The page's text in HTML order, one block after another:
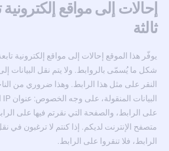
إحالات إلى مواقع
ثالثة
يوفّر هذا الموقع إحالات إلى مواقع إلكترونية
شكل ما يُسمّى بالروابط. ولا يتم نقل البيانات
النقر على مثل هذا الرابط. وهذا ضروري من
على الرابط، والصفحة التي نقرتم فيها على
متصفح الإنترنت لديكم. إذا كنتم لا ترغبون في
الرابط، فلا تنقروا على الرابط.